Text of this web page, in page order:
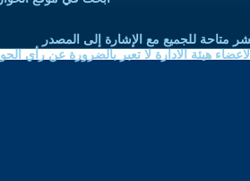
متاحة للجميع مع الإشارة إلى المصدر
هيئة الادارة لا تعبر بالضرورة عن رأي